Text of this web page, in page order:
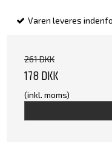
Varen leveres
261 DKK
178 DKK
(inkl. moms)